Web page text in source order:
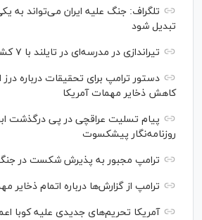
تلگراف: جنگ علیه ایران می‌تواند به
تبدیل شود
تیراندازی در مدرسه‌ای در تایلند با ۷ کشته و ۱۵ مجروح
دستور ترامپ برای تحقیقات درباره
کاهش ذخایر مهمات آمریکا
پیام تسلیت عراقچی در پی درگذشت
روزنامه‌نگار پیشکسوت
ترامپ مجبور به پذیرش شکست در جنگ
ترامپ از گزارش‌ها درباره اتمام
آمریکا تحریم‌های جدیدی علیه کوبا